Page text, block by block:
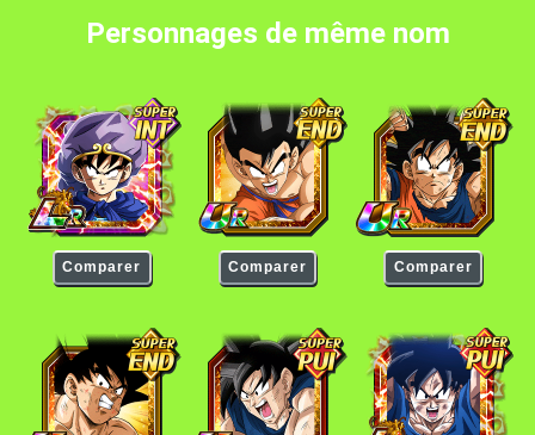
Personnages de même nom
Comparer Comparer
Son Goku
Comparer